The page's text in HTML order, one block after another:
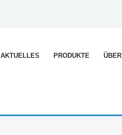
AKTUELLES PRODUKTE